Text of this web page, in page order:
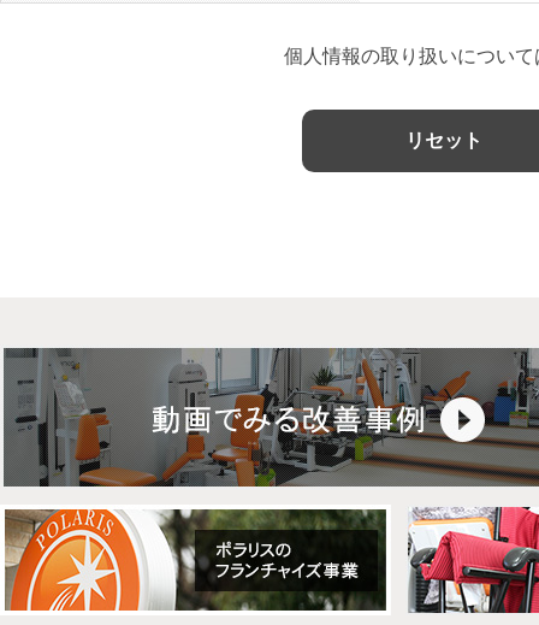
個人情報の取り扱いについて